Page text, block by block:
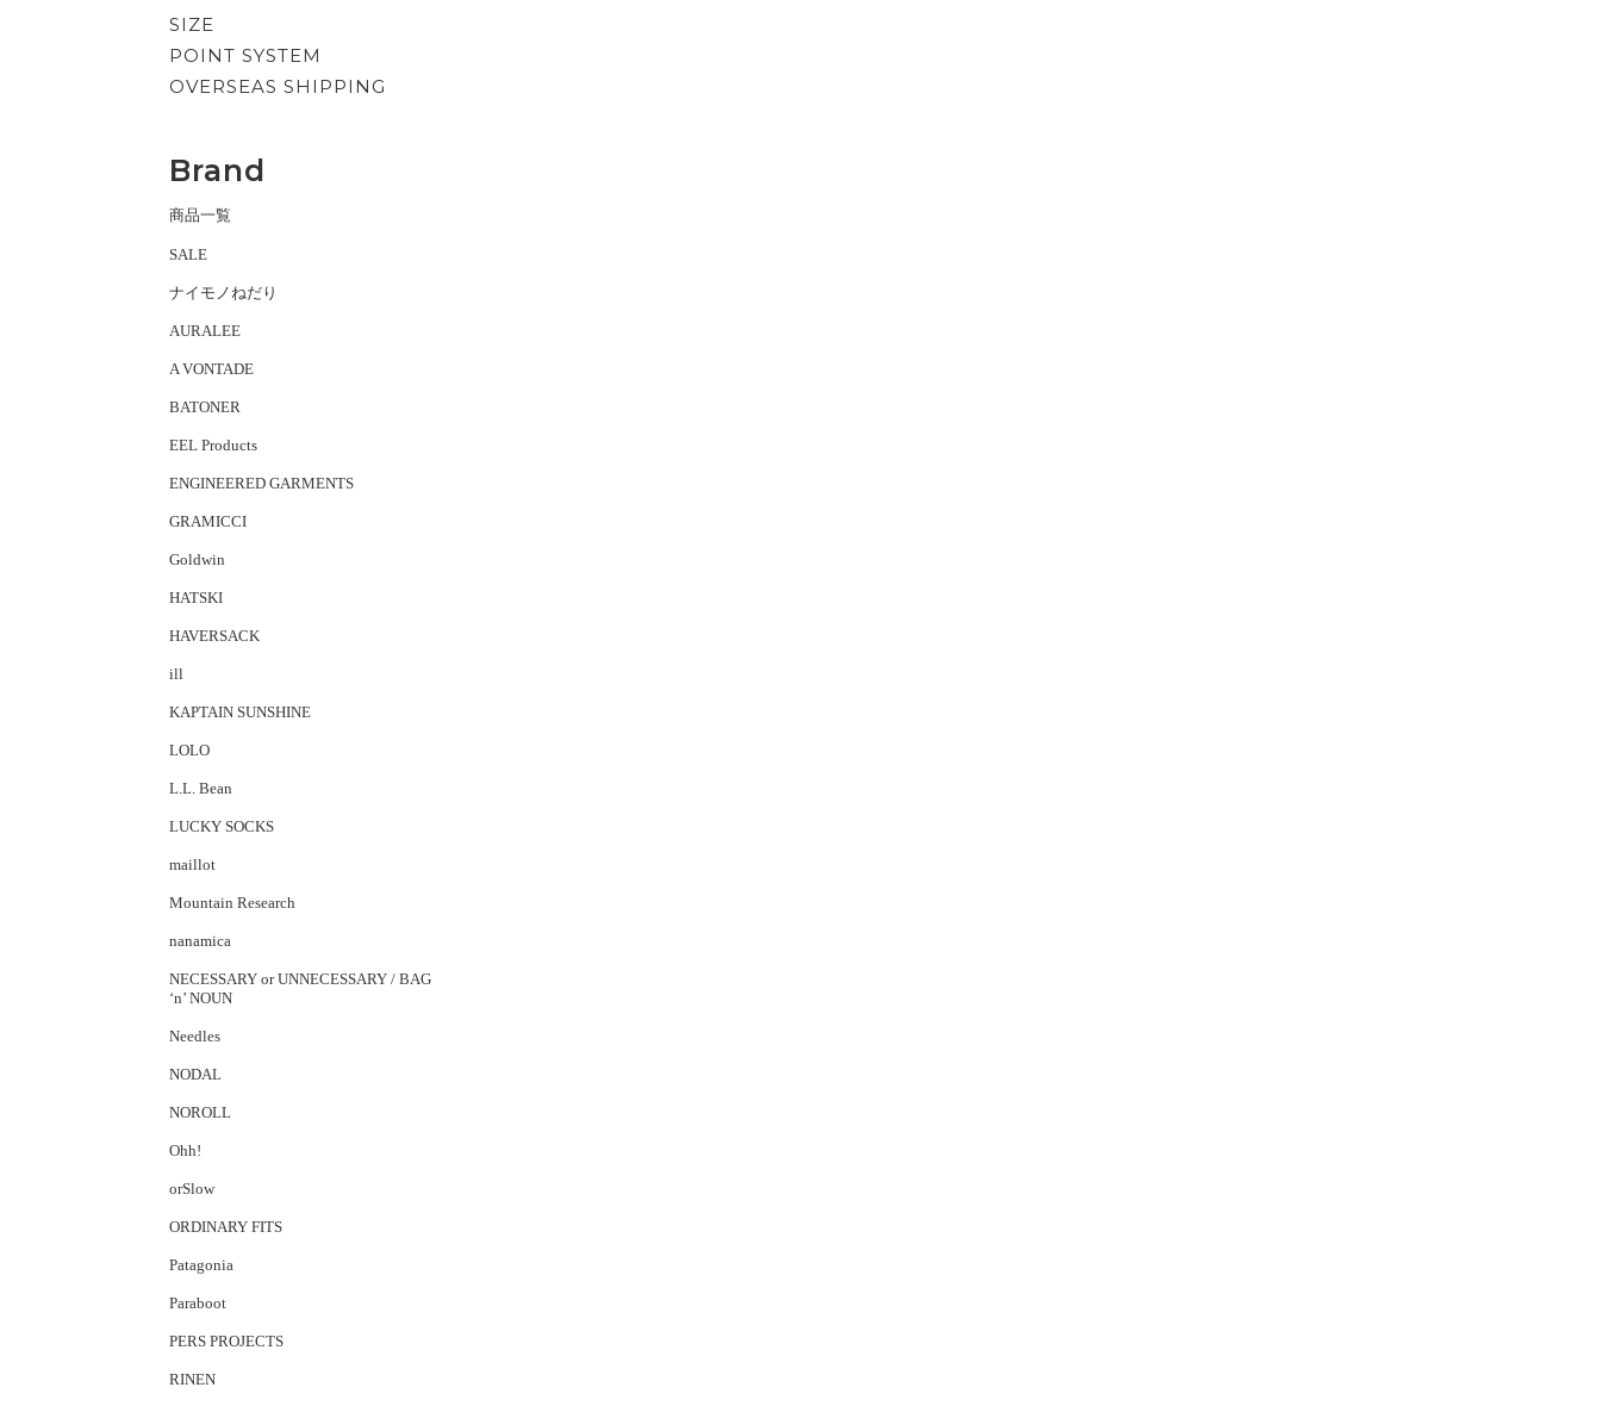
SIZE
POINT SYSTEM
OVERSEAS SHIPPING
Brand
商品一覧
SALE
ナイモノねだり
AURALEE
A VONTADE
BATONER
EEL Products
ENGINEERED GARMENTS
GRAMICCI
Goldwin
HATSKI
HAVERSACK
ill
KAPTAIN SUNSHINE
LOLO
L.L. Bean
LUCKY SOCKS
maillot
Mountain Research
nanamica
NECESSARY or UNNECESSARY / BAG
‘n’ NOUN
Needles
NODAL
NOROLL
Ohh!
orSlow
ORDINARY FITS
Patagonia
Paraboot
PERS PROJECTS
RINEN